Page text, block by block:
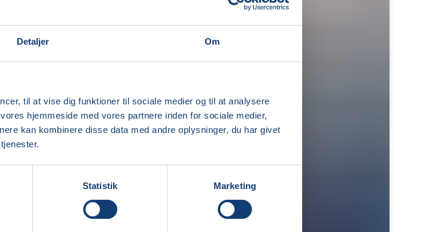
Detaljer Om
til at vise dig funktioner til sociale medier og til at analysere
hjemmeside med vores partnere inden for sociale medier,
kan kombinere disse data med andre oplysninger, du har givet
Statistik Marketing